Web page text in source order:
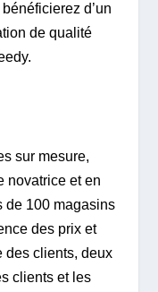
d’un
de qualité
sur mesure,
novatrice et en
de 100 magasins
des prix et
des clients, deux
clients et les